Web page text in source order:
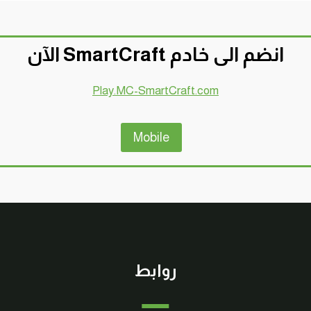
انضم الى خادم SmartCraft الآن
Play.MC-SmartCraft.com
Mobile
روابط